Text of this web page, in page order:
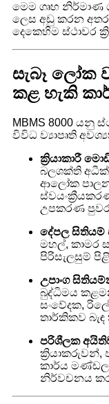
මෙම ගෘහ නිර්මාණ
ලෙස අඩු කරන
දෙකෙහිම ස්ථාවර
සැබෑ ලෝක
කළ හැකි
MBMS 8000 යනු
විවිධ ව්‍යාපෘති
ක්‍රියාකාරී
බලශක්ති
ආලෝක
උපකරණ
දේපල සිතියම්
මහල්, කාමර
පිරිසැලසුම්
උපාංග
බුද්ධිමය
සංවේදක,
තාර්කිකව
පරිශීලක
කාර්ය
නිර්වචනය